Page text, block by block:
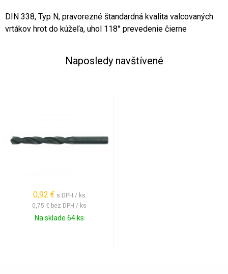
DIN 338, Typ N, pravorezné štandardná kvalita valcovaných
vrtákov hrot do kúžeľa, uhol 118° prevedenie čierne
Naposledy navštívené
0,92 € s DPH / ks
0,75 € bez DPH / ks
Na sklade 64 ks